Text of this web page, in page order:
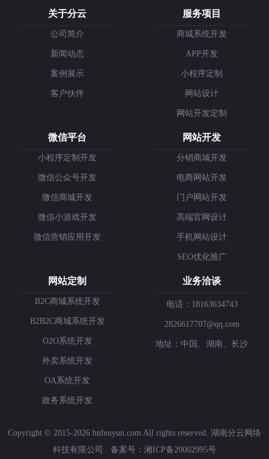
关于分云
公司简介
新闻动态
案例展示
客户伙伴
服务项目
商城系统开发
APP开发
小程序定制
网站设计
网站开发定制
微信平台
小程序定制开发
微信公众号开发
微信商城开发
微信小游戏开发
微信营销应用开发
网站开发
分销商城开发
电商网站开发
门户网站开发
高端官网设计
手机网站设计
SEO优化推广
网站定制
B2C商城系统开发
B2B2C商城系统开发
O2O系统开发
外卖系统开发
OA系统开发
政务系统开发
业务洽谈
电话：18163634743
2826617707@qq.com
地址：中国、湖南、长沙
Copyright © 2015-2026 hnfenyun.com All rights reserved. 湖南分云网络
科技有限公司
备案号： 湘ICP备20002995号